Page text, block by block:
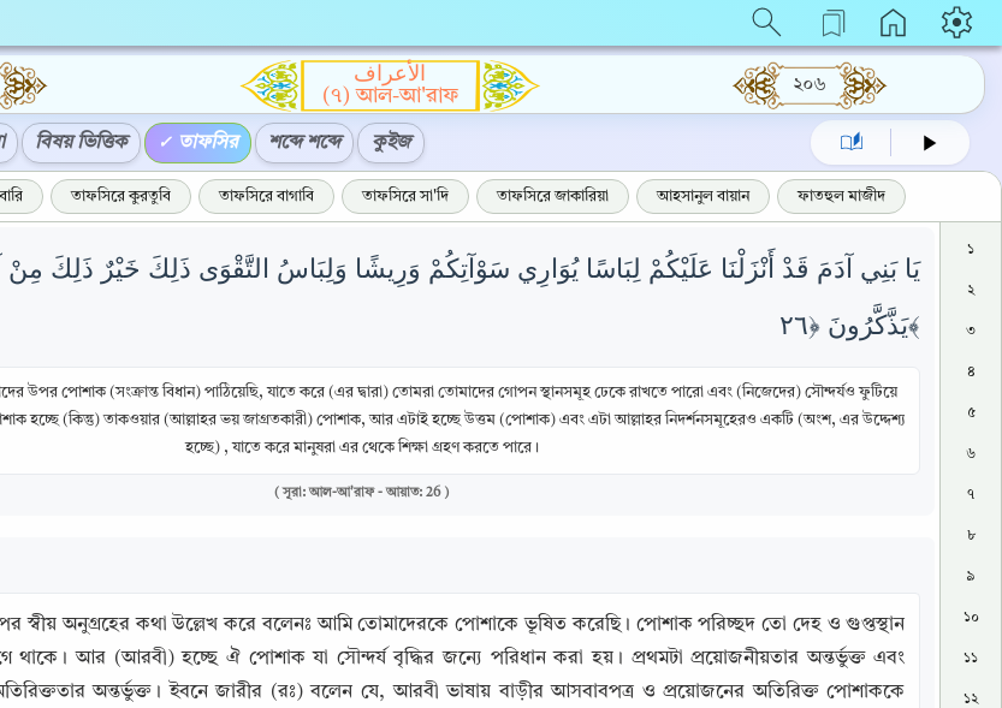
الأعراف
(৭) আল-আ'রাফ
২০৬
বিষয় ভিত্তিক তাফসির শব্দে শব্দে কুইজ
তাফসিরে কুরতুবি তাফসিরে বাগাবি তাফসিরে সা'দি তাফসিরে জাকারিয়া আহসানুল বায়ান ফাতহুল মাজীদ
يَا بَنِي آدَمَ قَدْ أَنْزَلْنَا عَلَيْكُمْ لِبَاسًا يُوَارِي سَوْآتِكُمْ وَرِيشًا وَلِبَاسُ التَّقْوَى ذَلِكَ خَيْرٌ ذَلِكَ مِنْ
يَذَّكَّرُونَ ﴿٢٦﴾
উপর পোশাক (সংক্রান্ত বিধান) পাঠিয়েছি, যাতে করে (এর দ্বারা) তোমরা তোমাদের গোপন স্থানসমূহ ঢেকে রাখতে পারো এবং (নিজেদের) সৌন্দর্যও ফুটিয়ে
হচ্ছে (কিন্তু) তাকওয়ার (আল্লাহর ভয় জাগ্রতকারী) পোশাক, আর এটাই হচ্ছে উত্তম (পোশাক) এবং এটা আল্লাহর নিদর্শনসমূহেরও একটি (অংশ, এর উদ্দেশ্য
হচ্ছে) , যাতে করে মানুষরা এর থেকে শিক্ষা গ্রহণ করতে পারে।
( সূরা: আল-আ'রাফ - আয়াত: 26 )
স্বীয় অনুগ্রহের কথা উল্লেখ করে বলেনঃ আমি তোমাদেরকে পোশাকে ভূষিত করেছি। পোশাক পরিচ্ছদ তো দেহ ও গুপ্তস্থান
আর (আরবী) হচ্ছে ঐ পোশাক যা সৌন্দর্য বৃদ্ধির জন্যে পরিধান করা হয়। প্রথমটা প্রয়োজনীয়তার অন্তর্ভুক্ত এবং
অতিরিক্ততার অন্তর্ভুক্ত। ইবনে জারীর (রঃ) বলেন যে, আরবী ভাষায় বাড়ীর আসবাবপত্র ও প্রয়োজনের অতিরিক্ত পোশাককে
১
২
৩
৪
৫
৬
৭
৮
৯
১০
১১
১২